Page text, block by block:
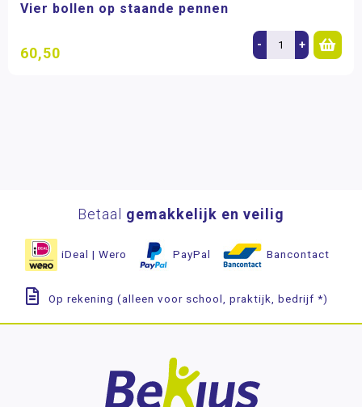
Vier bollen op staande pennen
60,50 - +
Betaal gemakkelijk en veilig
iDeal | Wero PayPal Bancontact
Op rekening (alleen voor school, praktijk, bedrijf *)